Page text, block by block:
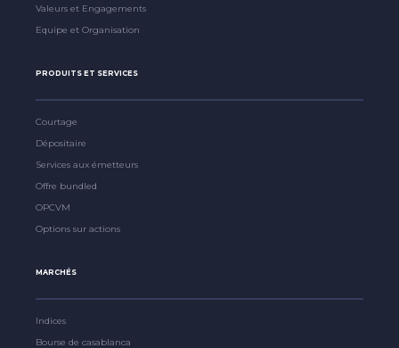
Valeurs et Engagements
Equipe et Organisation
PRODUITS ET SERVICES
Courtage
Dépositaire
Services aux émetteurs
Offre bundled
OPCVM
Options sur actions
MARCHÉS
Indices
Bourse de casablanca